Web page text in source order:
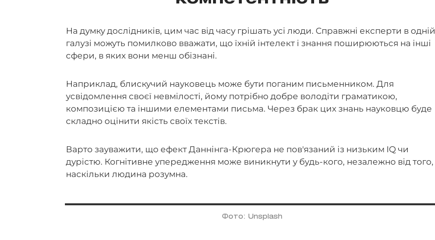
На думку дослідників, цим час від часу грішать усі люди. Справжні експерти в одній
галузі можуть помилково вважати, що їхній інтелект і знання поширюються на інші
сфери, в яких вони менш обізнані.
Наприклад, блискучий науковець може бути поганим письменником. Для
усвідомлення своєї невмілості, йому потрібно добре володіти граматикою,
композицією та іншими елементами письма. Через брак цих знань науковцю буде
складно оцінити якість своїх текстів.
Варто зауважити, що ефект Даннінга-Крюгера не пов'язаний із низьким IQ чи
дурістю. Когнітивне упередження може виникнути у будь-кого, незалежно від того,
наскільки людина розумна.
Фото: Unsplash